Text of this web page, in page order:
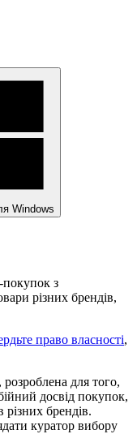
Windows
з
різних брендів,
право власності,
для того,
досвід покупок,
брендів.
куратор вибору